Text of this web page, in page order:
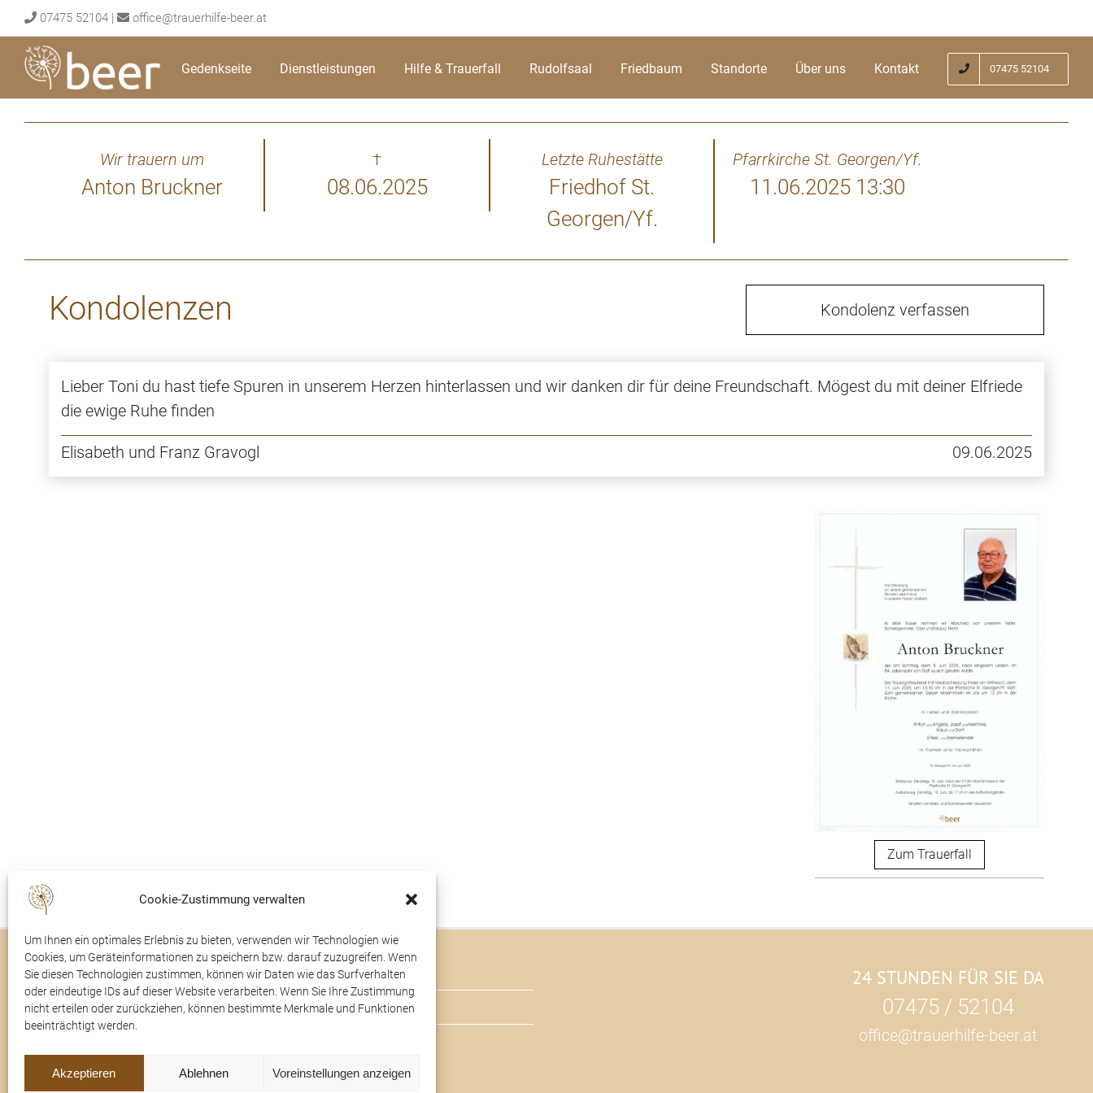
Cookie-Zustimmung verwalten
Um Ihnen ein optimales Erlebnis zu bieten, verwenden wir Technologien wie
Cookies, um Geräteinformationen zu speichern bzw. darauf zuzugreifen. Wenn
Sie diesen Technologien zustimmen, können wir Daten wie das Surfverhalten
oder eindeutige IDs auf dieser Website verarbeiten. Wenn Sie Ihre Zustimmung
nicht erteilen oder zurückziehen, können bestimmte Merkmale und Funktionen
beeinträchtigt werden.
Akzeptieren Ablehnen Voreinstellungen anzeigen
to
content
07475 52104 | office@trauerhilfe-beer.at
Gedenkseite Dienstleistungen Hilfe & Trauerfall Rudolfsaal Friedbaum Standorte Über uns Kontakt 07475 52104
Wir trauern um
Anton Bruckner
†
08.06.2025
Letzte Ruhestätte
Friedhof St.
Georgen/Yf.
Pfarrkirche St. Georgen/Yf.
11.06.2025 13:30
Kondolenzen Kondolenz verfassen
Lieber Toni du hast tiefe Spuren in unserem Herzen hinterlassen und wir danken dir für deine Freundschaft. Mögest du mit deiner Elfriede
die ewige Ruhe finden
Elisabeth und Franz Gravogl 09.06.2025
Zum Trauerfall
Trauerfälle
Im Trauerfall
Rudolfsaal
Über uns
24 STUNDEN FÜR SIE DA
07475 / 52104
office@trauerhilfe-beer.at